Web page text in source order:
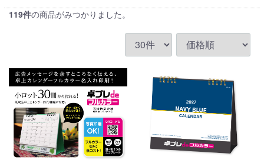
119件の商品がみつかりました。